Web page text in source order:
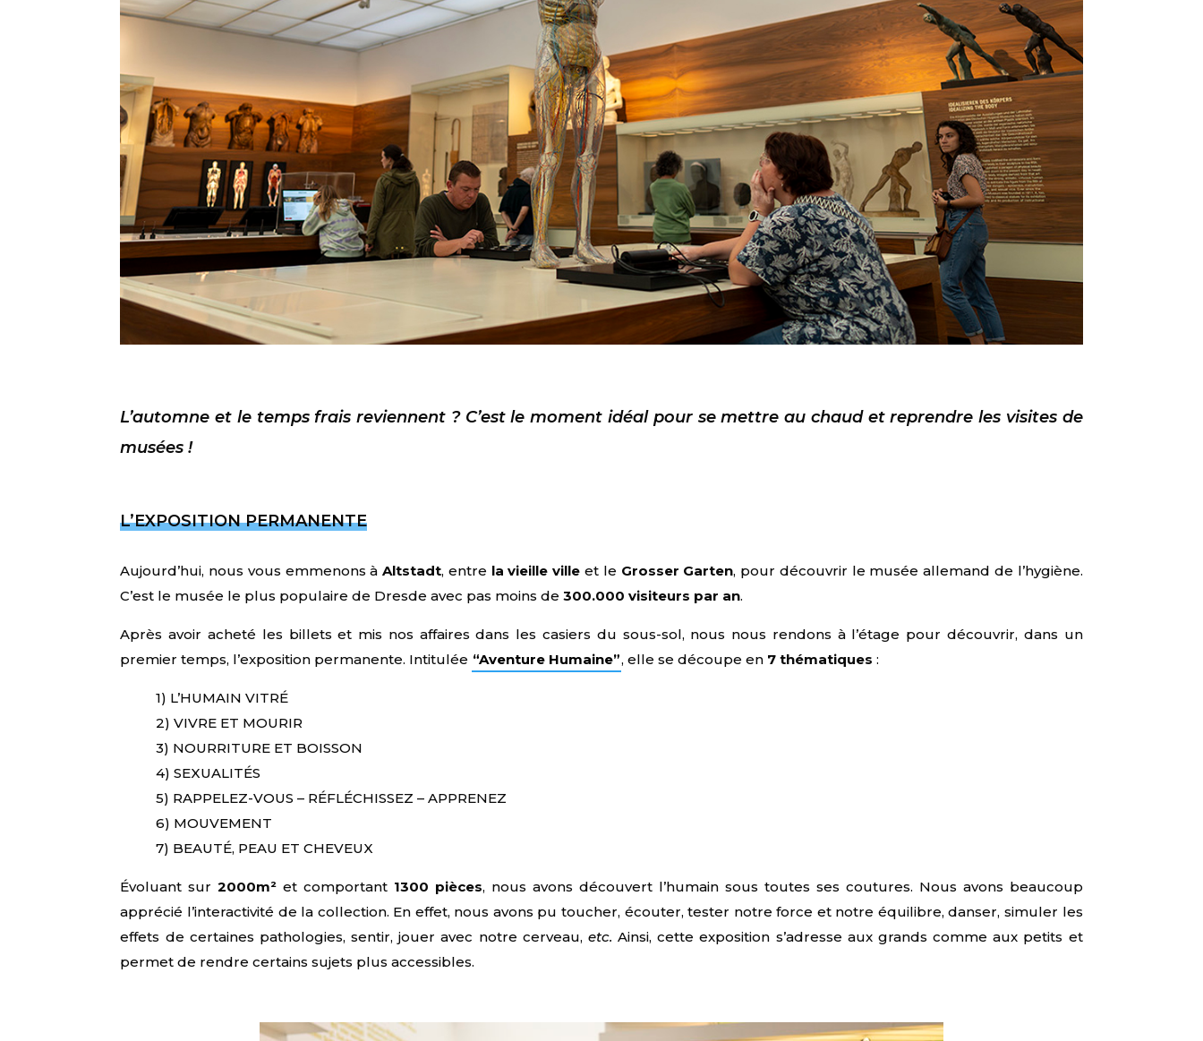
L’automne et le temps frais reviennent ? C’est le moment idéal pour se mettre au chaud et reprendre les visites de
musées !
L’EXPOSITION PERMANENTE
Aujourd’hui, nous vous emmenons àAltstadt, entre la vieille ville et le Grosser Garten, pour découvrir le musée allemand de l’hygiène.
C’est le musée le plus populaire de Dresde avec pas moins de300.000 visiteurs par an.
Après avoir acheté les billets et mis nos affaires dans les casiers du sous-sol, nous nous rendons à l’étage pour découvrir, dans un
premier temps, l’exposition permanente. Intitulée “Aventure Humaine”, elle se découpe en 7 thématiques :
1) L’HUMAIN VITRÉ
2) VIVRE ET MOURIR
3) NOURRITURE ET BOISSON
4) SEXUALITÉS
5) RAPPELEZ-VOUS – RÉFLÉCHISSEZ – APPRENEZ
6) MOUVEMENT
7) BEAUTÉ, PEAU ET CHEVEUX
Évoluant sur2000m² et comportant 1300 pièces, nous avons découvert l’humain sous toutes ses coutures. Nous avons beaucoup
apprécié l’interactivité de la collection. En effet, nous avons pu toucher, écouter, tester notre force et notre équilibre, danser, simuler les
effets de certaines pathologies, sentir, jouer avec notre cerveau, etc. Ainsi, cette exposition s’adresse aux grands comme aux petits et
permet de rendre certains sujets plus accessibles.